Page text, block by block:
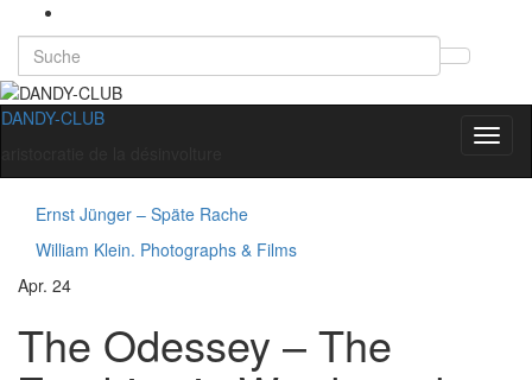
Search
for:
DANDY-CLUB
Ernst Jünger – Späte Rache
William Klein. Photographs & Films
Apr. 24
The Odessey – The